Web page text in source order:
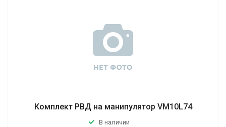
Комплект РВД на манипулятор VM10L74
В наличии